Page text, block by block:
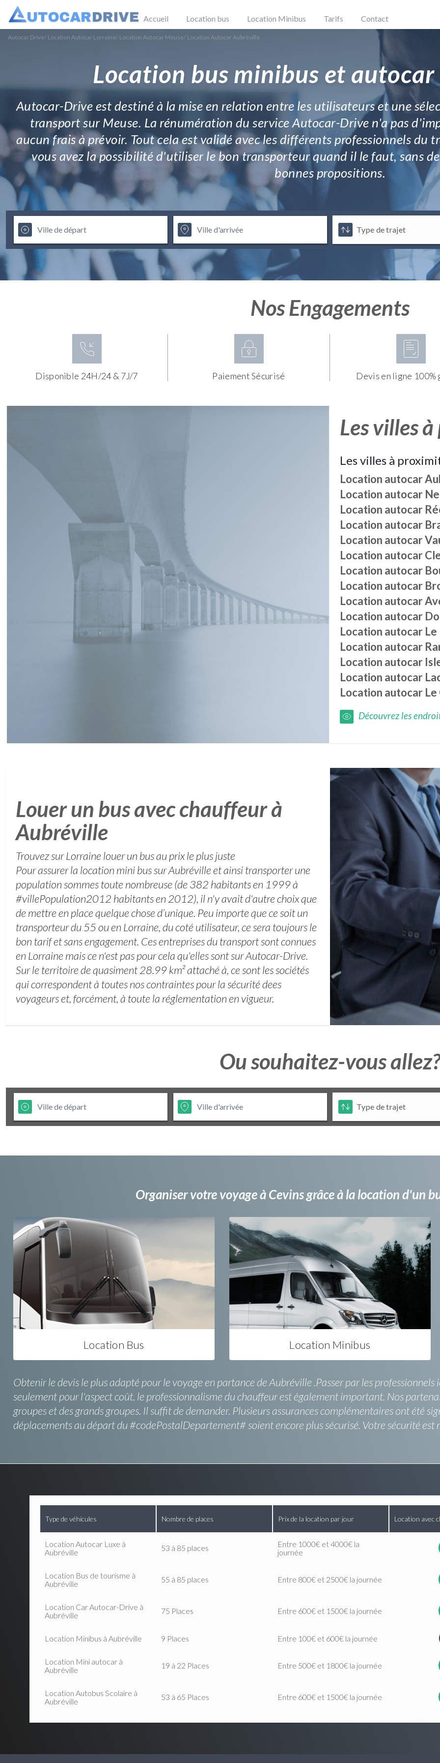
Accueil Location bus Location Minibus Tarifs Contact
Autocar Drive/ Location Autocar Lorraine/ Location Autocar Meuse/ Location Autocar Aubréville
Location bus minibus et
Autocar-Drive est destiné à la mise en relation entre les utilisateurs et une
transport sur Meuse. La rénumération du service Autocar-Drive n'a pas
aucun frais à prévoir. Tout cela est validé avec les différents professionnels du
vous avez la possibilité d'utiliser le bon transporteur quand il le faut, sans
bonnes propositions.
Nos Engagements
Disponible 24H/24 & 7J/7 Paiement Sécurisé Devis en ligne
Les villes
Les villes à
Location autocar
Location autocar
Location autocar
Location autocar
Location autocar
Location autocar
Location autocar
Location autocar
Location autocar
Location autocar
Location autocar
Location autocar
Location autocar
Location autocar
Location autocar Le
Découvrez les
Louer un bus avec chauffeur à
Aubréville
Trouvez sur Lorraine louer un bus au prix le plus juste
Pour assurer la location mini bus sur Aubréville et ainsi transporter une
population sommes toute nombreuse (de 382 habitants en 1999 à
#villePopulation2012 habitants en 2012), il n'y avait d'autre choix que
de mettre en place quelque chose d’unique. Peu importe que ce soit un
transporteur du 55 ou en Lorraine, du coté utilisateur, ce sera toujours le
bon tarif et sans engagement. Ces entreprises du transport sont connues
en Lorraine mais ce n'est pas pour cela qu'elles sont sur Autocar-Drive.
Sur le territoire de quasiment 28.99 km² attaché à, ce sont les sociétés
qui correspondent à toutes nos contraintes pour la sécurité dees
voyageurs et, forcément, à toute la réglementation en vigueur.
Ou souhaitez-vous allez?
Organiser votre voyage à Cevins grâce à la location d'un
Location Bus Location Minibus
Obtenir le devis le plus adapté pour le voyage en partance de Aubréville .Passer par les
seulement pour l'aspect coût. le professionnalisme du chauffeur est également important. Nos
groupes et des grands groupes. Il suffit de demander. Plusieurs assurances complémentaires ont été
déplacements au départ du #codePostalDepartement# soient encore plus sécurisé. Votre sécurité est
Type de véhicules Nombre de places Prix de la location par jour Location avec
Location Autocar Luxe à
Aubréville
53 à 85 places
Entre 1000€ et 4000€ la
journée
Location Bus de tourisme à
Aubréville
55 à 85 places Entre 800€ et 2500€ la journée
Location Car Autocar-Drive à
Aubréville
75 Places Entre 600€ et 1500€ la journée
Location Minibus à Aubréville 9 Places Entre 100€ et 600€ la journée
Location Mini autocar à
Aubréville
19 à 22 Places Entre 500€ et 1800€ la journée
Location Autobus Scolaire à
Aubréville
53 à 65 Places Entre 600€ et 1500€ la journée